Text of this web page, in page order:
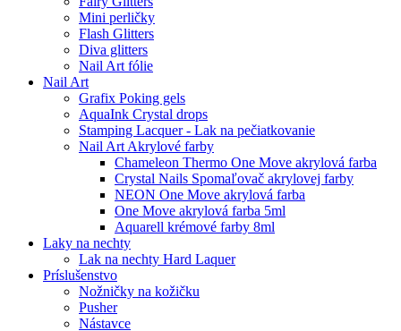
Mini perličky
Flash Glitters
Diva glitters
Nail Art fólie
Nail Art
Grafix Poking gels
AquaInk Crystal drops
Stamping Lacquer - Lak na pečiatkovanie
Nail Art Akrylové farby
Chameleon Thermo One Move akrylová farba
Crystal Nails Spomaľovač akrylovej farby
NEON One Move akrylová farba
One Move akrylová farba 5ml
Aquarell krémové farby 8ml
Laky na nechty
Lak na nechty Hard Laquer
Príslušenstvo
Nožničky na kožičku
Pusher
Nástavce